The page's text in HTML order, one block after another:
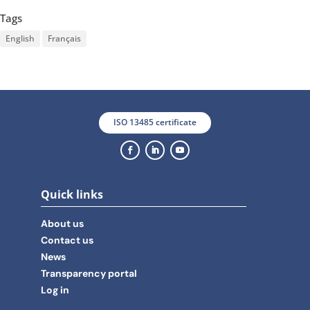
Tags
English Français
ISO 13485 certificate
Quick links
About us
Contact us
News
Transparency portal
Log in